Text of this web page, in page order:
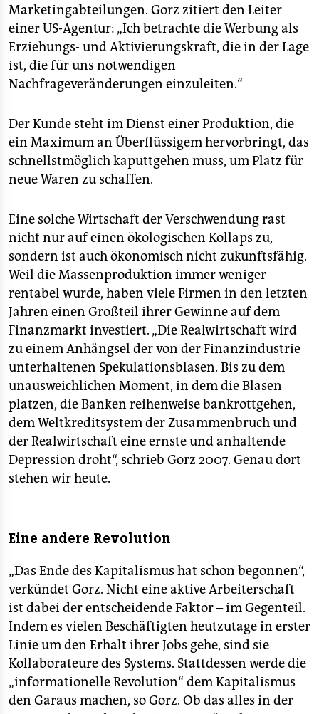
Marketingabteilungen. Gorz zitiert den Leiter
einer US-Agentur: „Ich betrachte die Werbung als
Erziehungs- und Aktivierungskraft, die in der Lage
ist, die für uns notwendigen
Nachfrageveränderungen einzuleiten.“
Der Kunde steht im Dienst einer Produktion, die
ein Maximum an Überflüssigem hervorbringt, das
schnellstmöglich kaputtgehen muss, um Platz für
neue Waren zu schaffen.
Eine solche Wirtschaft der Verschwendung rast
nicht nur auf einen ökologischen Kollaps zu,
sondern ist auch ökonomisch nicht zukunftsfähig.
Weil die Massenproduktion immer weniger
rentabel wurde, haben viele Firmen in den letzten
Jahren einen Großteil ihrer Gewinne auf dem
Finanzmarkt investiert. „Die Realwirtschaft wird
zu einem Anhängsel der von der Finanzindustrie
unterhaltenen Spekulationsblasen. Bis zu dem
unausweichlichen Moment, in dem die Blasen
platzen, die Banken reihenweise bankrottgehen,
dem Weltkreditsystem der Zusammenbruch und
der Realwirtschaft eine ernste und anhaltende
Depression droht“, schrieb Gorz 2007. Genau dort
stehen wir heute.
Eine andere Revolution
„Das Ende des Kapitalismus hat schon begonnen“,
verkündet Gorz. Nicht eine aktive Arbeiterschaft
ist dabei der entscheidende Faktor – im Gegenteil.
Indem es vielen Beschäftigten heutzutage in erster
Linie um den Erhalt ihrer Jobs gehe, sind sie
Kollaborateure des Systems. Stattdessen werde die
„informationelle Revolution“ dem Kapitalismus
den Garaus machen, so Gorz. Ob das alles in der